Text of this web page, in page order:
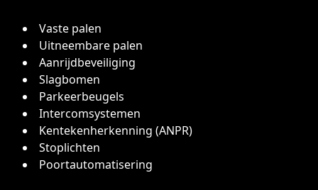
Vaste palen
Uitneembare palen
Aanrijdbeveiliging
Slagbomen
Parkeerbeugels
Intercomsystemen
Kentekenherkenning (ANPR)
Stoplichten
Poortautomatisering